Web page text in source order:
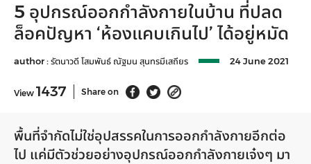
5 อุปกรณ์ออกกำลังกายในบ้าน ที่ปลด
ล็อคปัญหา ‘ห้องแคบเกินไป’ ได้อยู่หมัด
author :รัตนาวดี โสมพันธ์ ณัฐมน สุนทรมีเสถียร 24 June 2021
View 1437 Share on
พื้นที่จำกัดไม่ใช่อุปสรรคในการออกกำลังกายอีกต่อ
ไป แค่มีตัวช่วยอย่างอุปกรณ์ออกกำลังกายเจ๋งๆ มา